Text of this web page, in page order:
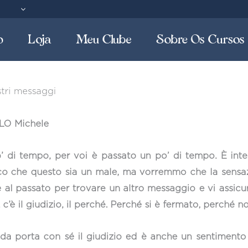
Loja Meu Clube Sobre Os Cursos
messaggi
Michele
di tempo, per voi è passato un po’ di tempo. È
che questo sia un male, ma vorremmo che la
al passato per trovare un altro messaggio e vi
il giudizio, il perché. Perché si è fermato, perché
porta con sé il giudizio ed è anche un